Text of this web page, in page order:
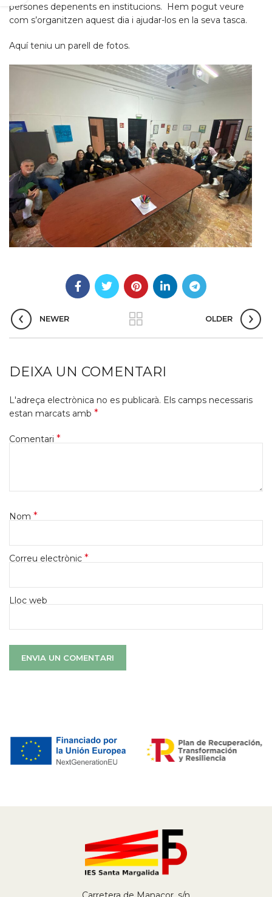
persones depenents en institucions. Hem pogut veure
com s’organitzen aquest dia i ajudar-los en la seva tasca.
Aquí teniu un parell de fotos.
NEWER OLDER
DEIXA UN COMENTARI
L'adreça electrònica no es publicarà. Els camps necessaris
estan marcats amb *
Comentari *
Nom *
Correu electrònic *
Lloc web